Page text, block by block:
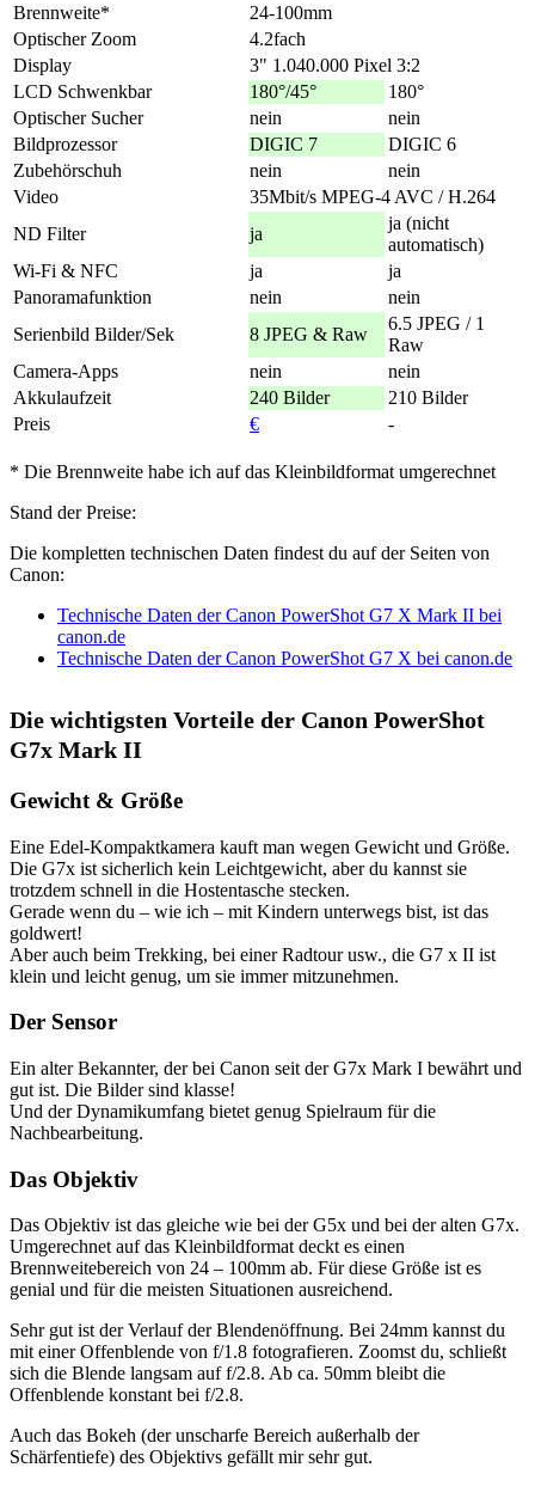
Brennweite*
24-100mm
Optischer Zoom
4.2fach
Display
3" 1.040.000 Pixel 3:2
LCD Schwenkbar
180°/45°
180°
Optischer Sucher
nein
nein
Bildprozessor
DIGIC 7
DIGIC 6
Zubehörschuh
nein
nein
Video
35Mbit/s MPEG-4 AVC / H.264
ND Filter
ja
ja (nicht
automatisch)
Wi-Fi & NFC
ja
ja
Panoramafunktion
nein
nein
Serienbild Bilder/Sek
8 JPEG & Raw
6.5 JPEG / 1
Raw
Camera-Apps
nein
nein
Akkulaufzeit
240 Bilder
210 Bilder
Preis
€ -
* Die Brennweite habe ich auf das Kleinbildformat umgerechnet
Stand der Preise:
Die kompletten technischen Daten findest du auf der Seiten von
Canon:
Technische Daten der Canon PowerShot G7 X Mark II bei
canon.de
Technische Daten der Canon PowerShot G7 X bei canon.de
Die wichtigsten Vorteile der Canon PowerShot
G7x Mark II
Gewicht & Größe
Eine Edel-Kompaktkamera kauft man wegen Gewicht und Größe.
Die G7x ist sicherlich kein Leichtgewicht, aber du kannst sie
trotzdem schnell in die Hostentasche stecken.
Gerade wenn du – wie ich – mit Kindern unterwegs bist, ist das
goldwert!
Aber auch beim Trekking, bei einer Radtour usw., die G7 x II ist
klein und leicht genug, um sie immer mitzunehmen.
Der Sensor
Ein alter Bekannter, der bei Canon seit der G7x Mark I bewährt und
gut ist. Die Bilder sind klasse!
Und der Dynamikumfang bietet genug Spielraum für die
Nachbearbeitung.
Das Objektiv
Das Objektiv ist das gleiche wie bei der G5x und bei der alten G7x.
Umgerechnet auf das Kleinbildformat deckt es einen
Brennweitebereich von 24 – 100mm ab. Für diese Größe ist es
genial und für die meisten Situationen ausreichend.
Sehr gut ist der Verlauf der Blendenöffnung. Bei 24mm kannst du
mit einer Offenblende von f/1.8 fotografieren. Zoomst du, schließt
sich die Blende langsam auf f/2.8. Ab ca. 50mm bleibt die
Offenblende konstant bei f/2.8.
Auch das Bokeh (der unscharfe Bereich außerhalb der
Schärfentiefe) des Objektivs gefällt mir sehr gut.